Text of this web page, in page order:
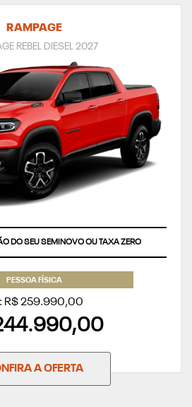
RAMPAGE
REBEL DIESEL 2027
DO SEU SEMINOVO OU TAXA ZERO
PESSOA FÍSICA
R$ 259.990,00
A OFERTA